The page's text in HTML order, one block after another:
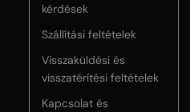
kérdések
Szállítási feltételek
Visszaküldési és
visszatérítési feltételek
Kapcsolat és